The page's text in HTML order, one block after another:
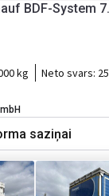
BDF-System
kg Neto svars:
saziņai